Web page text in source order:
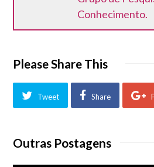
Conhecimento.
Please Share This
Tweet Share
Outras Postagens